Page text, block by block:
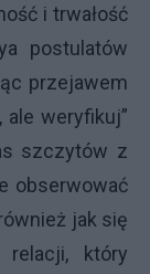
i trwałość
postulatów
przejawem
ale weryfikuj”
szczytów z
obserwować
jak się
relacji, który